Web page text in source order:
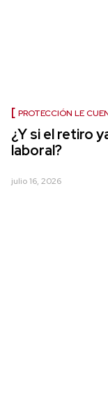
PROTECCIÓN LE
¿Y si el retiro
laboral?
julio 16, 2026